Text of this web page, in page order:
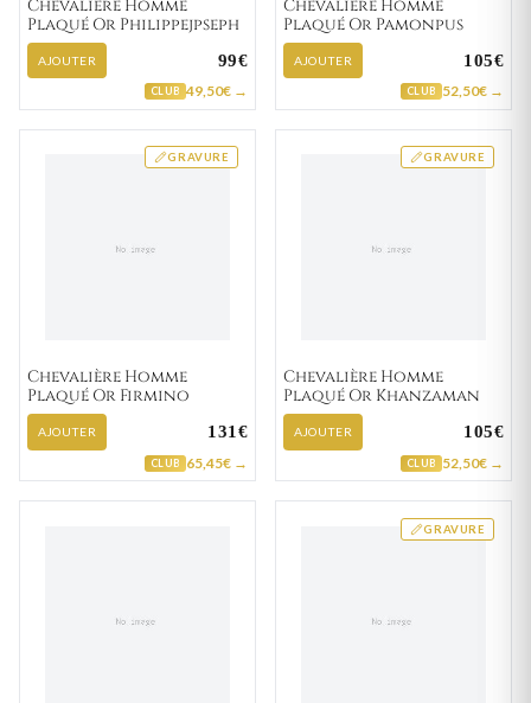
Chevalière Homme
Plaqué Or Philippejpseph
AJOUTER 99€
CLUB 49,50€ →
Chevalière Homme
Plaqué Or Pamonpus
AJOUTER 105€
CLUB 52,50€ →
GRAVURE
Chevalière Homme
Plaqué Or Firmino
AJOUTER 131€
CLUB 65,45€ →
GRAVURE
Chevalière Homme
Plaqué Or Khanzaman
AJOUTER 105€
CLUB 52,50€ →
GRAVURE